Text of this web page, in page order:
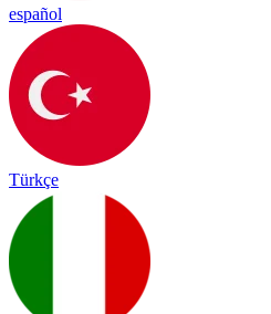
español
Türkçe